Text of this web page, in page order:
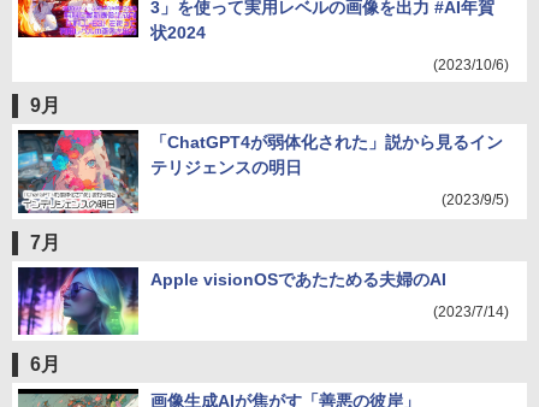
3」を使って実用レベルの画像を出力 #AI年賀
状2024
(2023/10/6)
9月
「ChatGPT4が弱体化された」説から見るイン
テリジェンスの明日
(2023/9/5)
7月
Apple visionOSであたためる夫婦のAI
(2023/7/14)
6月
画像生成AIが焦がす「善悪の彼岸」